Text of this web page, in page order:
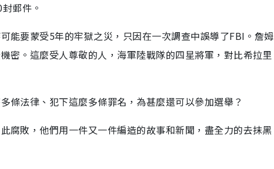
郵件。
能要蒙受5年的牢獄之災，只因在一次調查中誤導了FBI。詹姆
密。這麼受人尊敬的人，海軍陸戰隊的四星將軍，對比希拉里
條法律、犯下這麼多條罪名，為甚麼還可以參加選舉？
腐敗，他們用一件又一件編造的故事和新聞，盡全力的去抹黑